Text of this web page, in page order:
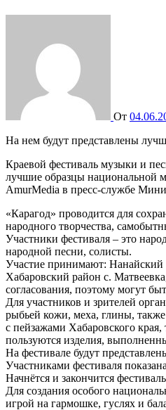
От
На нем будут представлены
Краевой фестиваль музыки и
лучшие образцы национальной
AmurMedia в пресс-службе
«Карагод» проводится для
народного творчества,
Участники фестиваля – это
народной песни, солисты.
Участие принимают: Нанайский
Хабаровский район с.
согласования, поэтому могут
Для участников и зрителей
рыбьей кожи, меха, глины,
с пейзажами Хабаровского
пользуются изделия,
На фестивале будут
Участниками фестиваля
Начнётся и закончится
Для создания особого
игрой на гармошке, гуслях и